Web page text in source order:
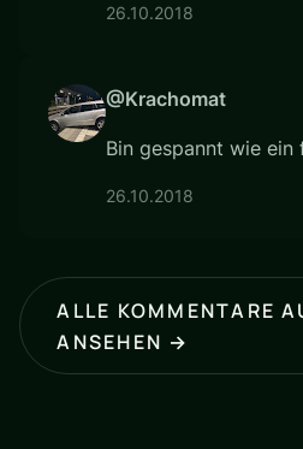
26.10.2018
@Krachomat
Bin gespannt wie
26.10.2018
ALLE KOMMENTARE
ANSEHEN →